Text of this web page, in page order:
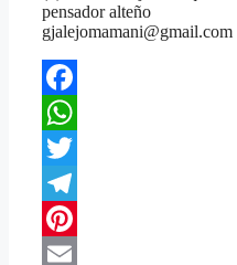
pensador alteño
gjalejomamani@gmail.com
Facebook
WhatsApp
Twitter
Telegram
Pinterest